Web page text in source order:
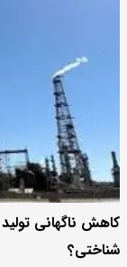
کاهش ناگهانی
شناختی؟